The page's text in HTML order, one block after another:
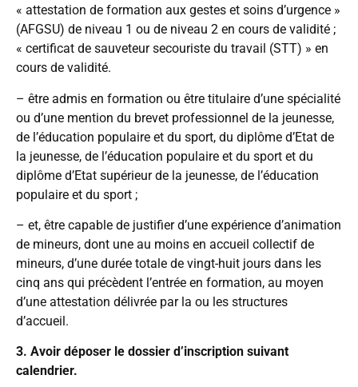
« attestation de formation aux gestes et soins d’urgence »
(AFGSU) de niveau 1 ou de niveau 2 en cours de validité ;
« certificat de sauveteur secouriste du travail (STT) » en
cours de validité.
– être admis en formation ou être titulaire d’une spécialité
ou d’une mention du brevet professionnel de la jeunesse,
de l’éducation populaire et du sport, du diplôme d’Etat de
la jeunesse, de l’éducation populaire et du sport et du
diplôme d’Etat supérieur de la jeunesse, de l’éducation
populaire et du sport ;
– et, être capable de justifier d’une expérience d’animation
de mineurs, dont une au moins en accueil collectif de
mineurs, d’une durée totale de vingt-huit jours dans les
cinq ans qui précèdent l’entrée en formation, au moyen
d’une attestation délivrée par la ou les structures
d’accueil.
3. Avoir déposer le dossier d’inscription suivant
calendrier.